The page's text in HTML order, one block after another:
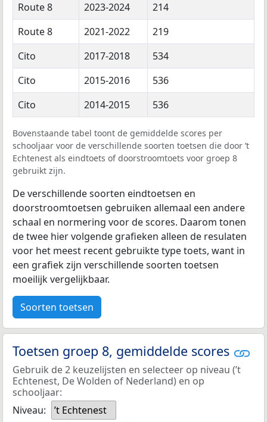
Route 8
2023-2024
214
Route 8
2021-2022
219
Cito
2017-2018
534
Cito
2015-2016
536
Cito
2014-2015 536
Bovenstaande tabel toont de gemiddelde scores per
schooljaar voor de verschillende soorten toetsen die door ’t
Echtenest als eindtoets of doorstroomtoets voor groep 8
gebruikt zijn.
De verschillende soorten eindtoetsen en
doorstroomtoetsen gebruiken allemaal een andere
schaal en normering voor de scores. Daarom tonen
de twee hier volgende grafieken alleen de resulaten
voor het meest recent gebruikte type toets, want in
een grafiek zijn verschillende soorten toetsen
moeilijk vergelijkbaar.
Soorten toetsen
Toetsen groep 8, gemiddelde scores
Gebruik de 2 keuzelijsten en selecteer op niveau (’t
Echtenest, De Wolden of Nederland) en op
schooljaar:
Niveau:
’t Echtenest